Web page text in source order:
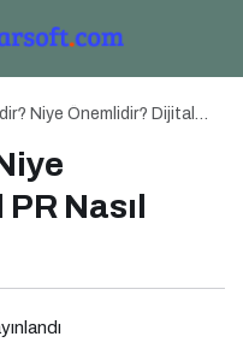
Niye Önemlidir? Dijital
Nasıl
Mesajıyla Başlayan